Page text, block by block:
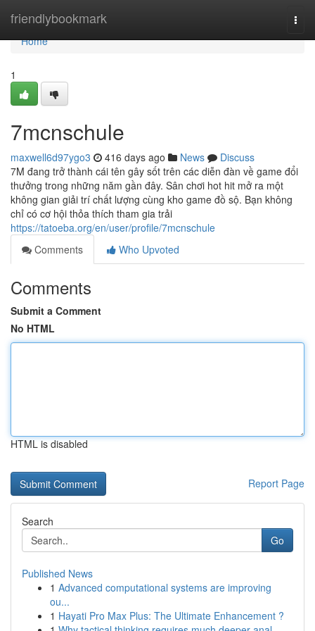
friendlybookmark
Home
Home
1
7mcnschule
maxwell6d97ygo3 416 days ago News
Discuss
7M đang trở thành cái tên gây sốt trên các diễn đàn về game đổi
thưởng trong những năm gần đây. Sân chơi hot hit mở ra một
không gian giải trí chất lượng cùng kho game đồ sộ. Bạn không
chỉ có cơ hội thỏa thích tham gia trải
https://tatoeba.org/en/user/profile/7mcnschule
Comments
Who Upvoted
Comments
Submit a Comment
No HTML
HTML is disabled
Report Page
Search
Go
Published News
1 Advanced computational systems are improving
ou...
1 Hayati Pro Max Plus: The Ultimate Enhancement ?